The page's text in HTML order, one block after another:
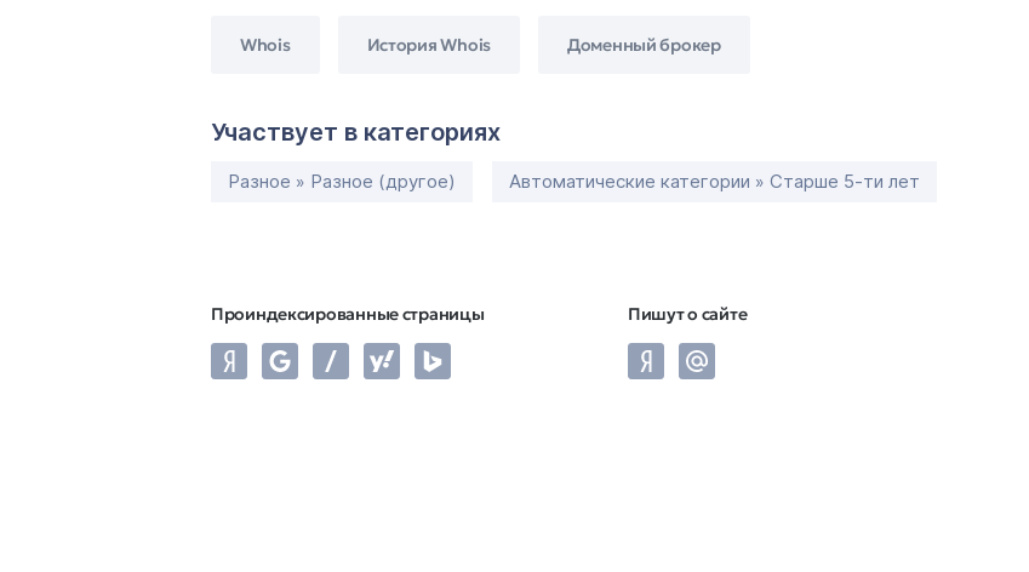
Whois История Whois Доменный брокер
Участвует в категориях
Разное » Разное (другое) Автоматические категории » Старше 5-ти лет
Проиндексированные страницы Пишут о сайте